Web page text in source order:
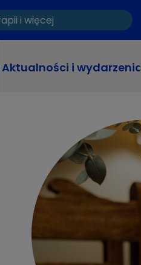
Aktualności i wydarzenia